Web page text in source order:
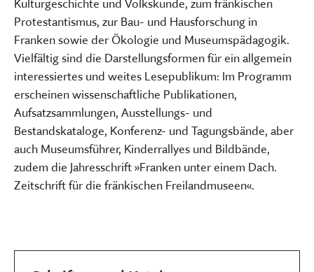
Protestantismus, zur Bau- und Hausforschung in
Franken sowie der Ökologie und Museumspädagogik.
Vielfältig sind die Darstellungsformen für ein allgemein
interessiertes und weites Lesepublikum: Im Programm
erscheinen wissenschaftliche Publikationen,
Aufsatzsammlungen, Ausstellungs- und
Bestandskataloge, Konferenz- und Tagungsbände, aber
auch Museumsführer, Kinderrallyes und Bildbände,
zudem die Jahresschrift »Franken unter einem Dach.
Zeitschrift für die fränkischen Freilandmuseen«.